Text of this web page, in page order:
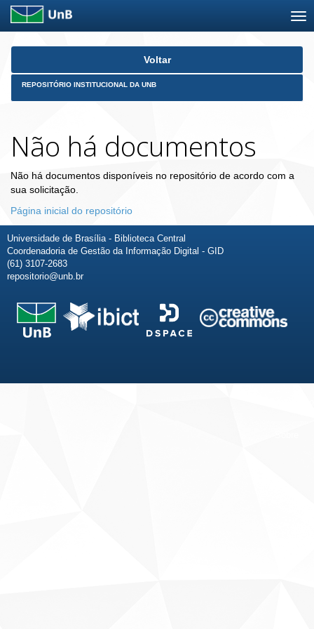
Skip
Voltar
REPOSITÓRIO INSTITUCIONAL DA UNB
Não há documentos
Não há documentos disponíveis no repositório de acordo com a
sua solicitação.
Página inicial do repositório
Universidade de Brasília - Biblioteca Central
Coordenadoria de Gestão da Informação Digital - GID
(61) 3107-2683
repositorio@unb.br